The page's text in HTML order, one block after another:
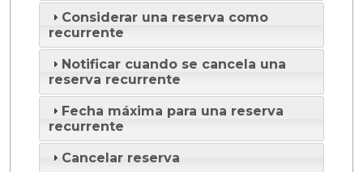
Considerar una reserva como
recurrente
Notificar cuando se cancela una
reserva recurrente
Fecha máxima para una reserva
recurrente
Cancelar reserva